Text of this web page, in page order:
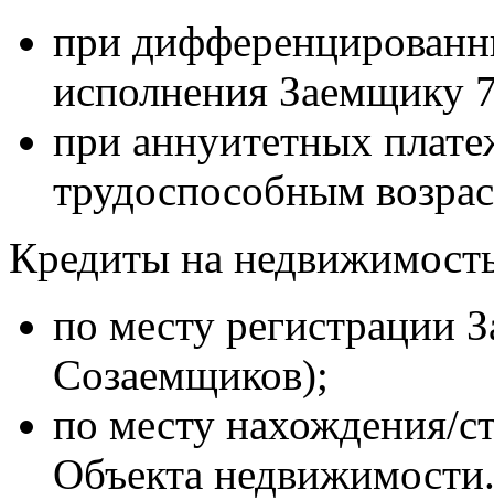
при
исполнения Заемщику
при аннуитетных
трудоспособным
Кредиты на
по месту регистрации
Созаемщиков);
по месту нахождения/
Объекта недвижимости.